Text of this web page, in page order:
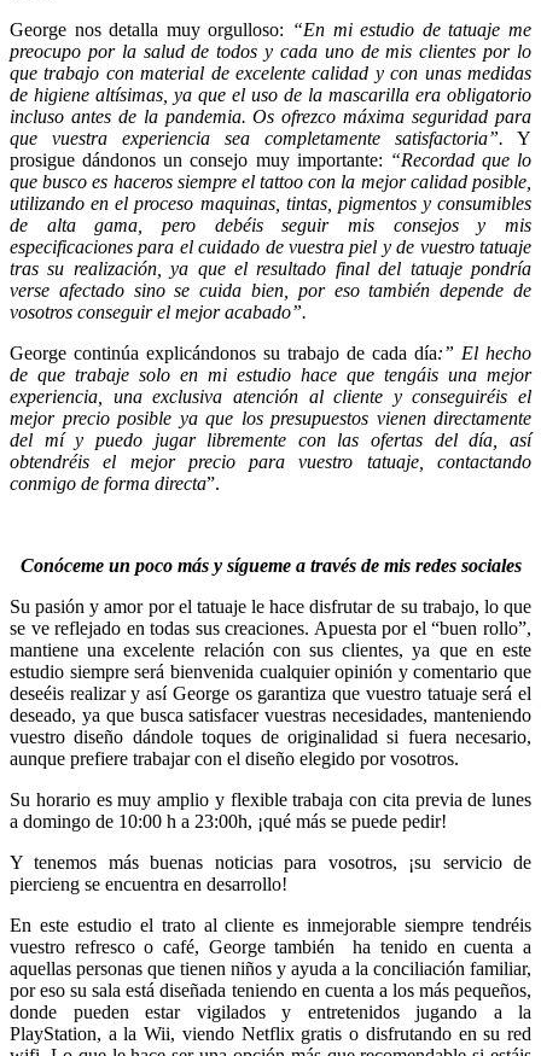
George nos detalla muy orgulloso: “En mi estudio de tatuaje me
preocupo por la salud de todos y cada uno de mis clientes por lo
que trabajo con material de excelente calidad y con unas medidas
de higiene altísimas, ya que el uso de la mascarilla era obligatorio
incluso antes de la pandemia. Os ofrezco máxima seguridad para
que vuestra experiencia sea completamente satisfactoria”. Y
prosigue dándonos un consejo muy importante: “Recordad que lo
que busco es haceros siempre el tattoo con la mejor calidad posible,
utilizando en el proceso maquinas, tintas, pigmentos y consumibles
de alta gama, pero debéis seguir mis consejos y mis
especificaciones para el cuidado de vuestra piel y de vuestro tatuaje
tras su realización, ya que el resultado final del tatuaje pondría
verse afectado sino se cuida bien, por eso también depende de
vosotros conseguir el mejor acabado”.
George continúa explicándonos su trabajo de cada día:” El hecho
de que trabaje solo en mi estudio hace que tengáis una mejor
experiencia, una exclusiva atención al cliente y conseguiréis el
mejor precio posible ya que los presupuestos vienen directamente
del mí y puedo jugar libremente con las ofertas del día, así
obtendréis el mejor precio para vuestro tatuaje, contactando
conmigo de forma directa”.
Conóceme un poco más y sígueme a través de mis redes sociales
Su pasión y amor por el tatuaje le hace disfrutar de su trabajo, lo que
se ve reflejado en todas sus creaciones. Apuesta por el “buen rollo”,
mantiene una excelente relación con sus clientes, ya que en este
estudio siempre será bienvenida cualquier opinión y comentario que
deseéis realizar y así George os garantiza que vuestro tatuaje será el
deseado, ya que busca satisfacer vuestras necesidades, manteniendo
vuestro diseño dándole toques de originalidad si fuera necesario,
aunque prefiere trabajar con el diseño elegido por vosotros.
Su horario es muy amplio y flexible trabaja con cita previa de lunes
a domingo de 10:00 h a 23:00h, ¡qué más se puede pedir!
Y tenemos más buenas noticias para vosotros, ¡su servicio de
piercieng se encuentra en desarrollo!
En este estudio el trato al cliente es inmejorable siempre tendréis
vuestro refresco o café, George también ha tenido en cuenta a
aquellas personas que tienen niños y ayuda a la conciliación familiar,
por eso su sala está diseñada teniendo en cuenta a los más pequeños,
donde pueden estar vigilados y entretenidos jugando a la
PlayStation, a la Wii, viendo Netflix gratis o disfrutando en su red